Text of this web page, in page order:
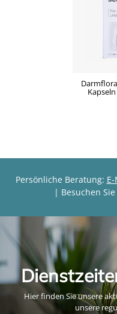
Persönliche Beratung:
| Besuchen
Hier finden Sie unsere
unsere